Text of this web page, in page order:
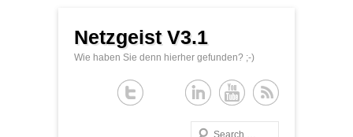
Netzgeist V3.1
Wie haben Sie denn hierher gefunden? ;-)
Search